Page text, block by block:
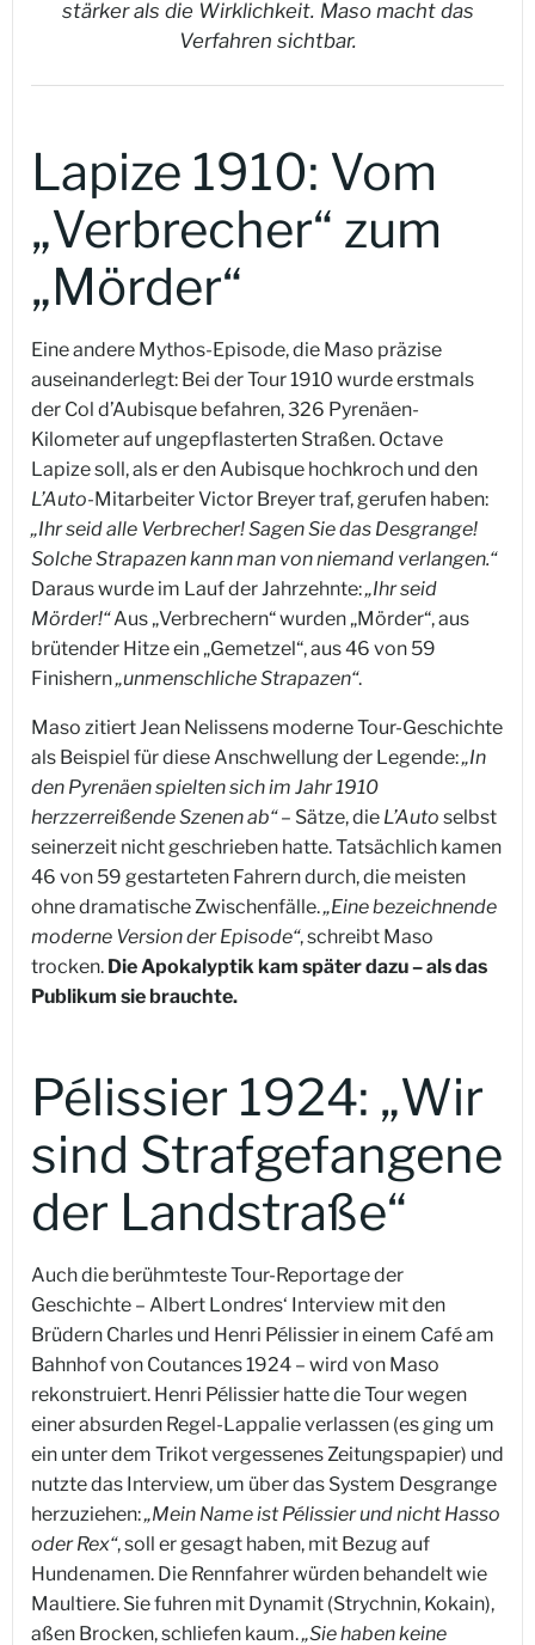
stärker als die Wirklichkeit. Maso macht das
Verfahren sichtbar.
Lapize 1910: Vom
„Verbrecher“ zum
„Mörder“
Eine andere Mythos-Episode, die Maso präzise
auseinanderlegt: Bei der Tour 1910 wurde erstmals
der Col d’Aubisque befahren, 326 Pyrenäen-
Kilometer auf ungepflasterten Straßen. Octave
Lapize soll, als er den Aubisque hochkroch und den
L’Auto-Mitarbeiter Victor Breyer traf, gerufen haben:
„Ihr seid alle Verbrecher! Sagen Sie das Desgrange!
Solche Strapazen kann man von niemand verlangen.“
Daraus wurde im Lauf der Jahrzehnte:„Ihr seid
Mörder!“Aus „Verbrechern“ wurden „Mörder“, aus
brütender Hitze ein „Gemetzel“, aus 46 von 59
Finishern„unmenschliche Strapazen“.
Maso zitiert Jean Nelissens moderne Tour-Geschichte
als Beispiel für diese Anschwellung der Legende:„In
den Pyrenäen spielten sich im Jahr 1910
herzzerreißende Szenen ab“– Sätze, die L’Auto selbst
seinerzeit nicht geschrieben hatte. Tatsächlich kamen
46 von 59 gestarteten Fahrern durch, die meisten
ohne dramatische Zwischenfälle.„Eine bezeichnende
moderne Version der Episode“, schreibt Maso
trocken. Die Apokalyptik kam später dazu – als das
Publikum sie brauchte.
Pélissier 1924: „Wir
sind Strafgefangene
der Landstraße“
Auch die berühmteste Tour-Reportage der
Geschichte – Albert Londres‘ Interview mit den
Brüdern Charles und Henri Pélissier in einem Café am
Bahnhof von Coutances 1924 – wird von Maso
rekonstruiert. Henri Pélissier hatte die Tour wegen
einer absurden Regel-Lappalie verlassen (es ging um
ein unter dem Trikot vergessenes Zeitungspapier) und
nutzte das Interview, um über das System Desgrange
herzuziehen:„Mein Name ist Pélissier und nicht Hasso
oder Rex“, soll er gesagt haben, mit Bezug auf
Hundenamen. Die Rennfahrer würden behandelt wie
Maultiere. Sie fuhren mit Dynamit (Strychnin, Kokain),
aßen Brocken, schliefen kaum.„Sie haben keine